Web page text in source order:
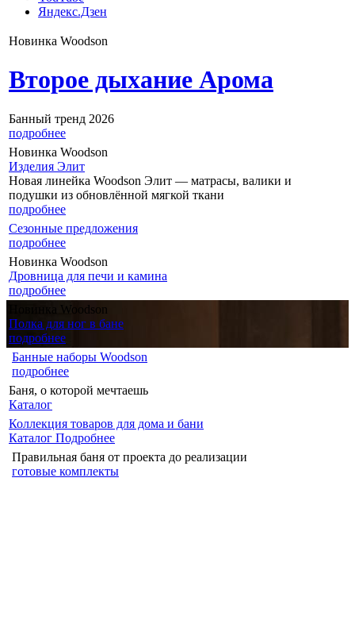
Яндекс.Дзен
Новинка Woodson
Второе дыхание Арома
Банный тренд 2026
подробнее
Новинка Woodson
Изделия Элит
Новая линейка Woodson Элит — матрасы, валики и
подушки из обновлённой мягкой ткани
подробнее
Сезонные предложения
подробнее
Новинка Woodson
Дровница для печи и камина
подробнее
Новинка Woodson
Полка для ног в бане
подробнее
Банные наборы Woodson
подробнее
Баня, о которой мечтаешь
Каталог
Коллекция товаров для дома и бани
Каталог Подробнее
Правильная баня от проекта до реализации
готовые комплекты